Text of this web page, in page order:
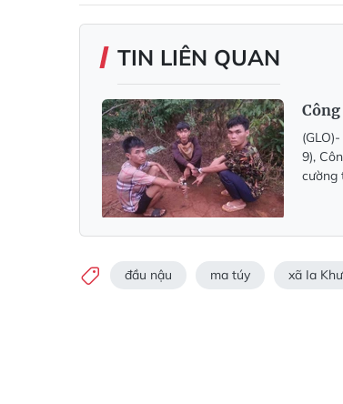
TIN LIÊN QUAN
9),
cường
đầu nậu ma túy xã Ia